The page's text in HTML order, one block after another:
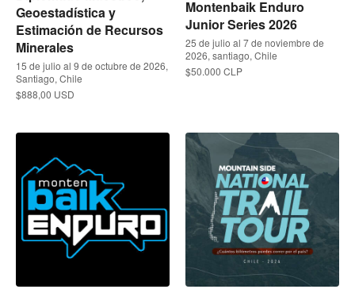
Geoestadística y
Estimación de Recursos
Minerales
15 de julio al 9 de octubre de 2026,
Santiago, Chile
$888,00 USD
Montenbaik Enduro
Junior Series 2026
25 de julio al 7 de noviembre de
2026, santiago, Chile
$50.000 CLP